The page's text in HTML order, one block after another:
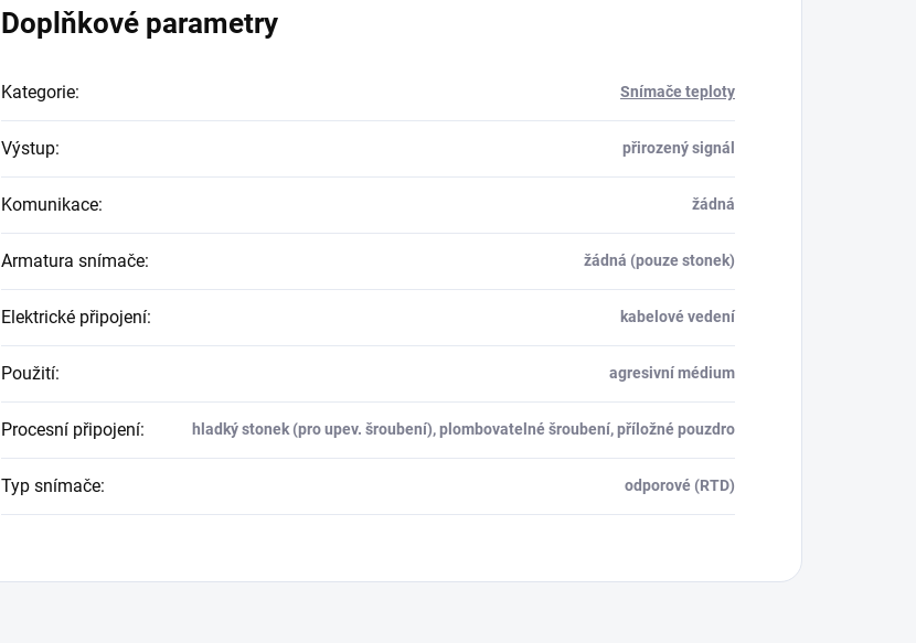
Doplňkové parametry
Kategorie: Snímače teploty
Výstup: přirozený signál
Komunikace: žádná
Armatura snímače: žádná (pouze stonek)
Elektrické připojení: kabelové vedení
Použití: agresivní médium
Procesní připojení: hladký stonek (pro upev. šroubení), plombovatelné šroubení, příložné pouzdro
Typ snímače: odporové (RTD)